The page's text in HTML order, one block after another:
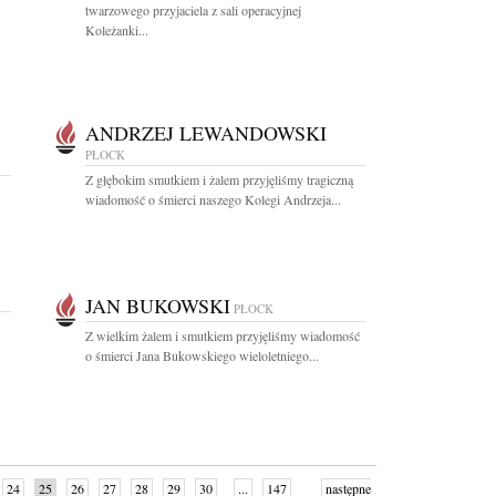
twarzowego przyjaciela z sali operacyjnej
Koleżanki...
ANDRZEJ LEWANDOWSKI
PŁOCK
Z głębokim smutkiem i żalem przyjęliśmy tragiczną
wiadomość o śmierci naszego Kolegi Andrzeja...
JAN BUKOWSKI PŁOCK
Z wielkim żalem i smutkiem przyjęliśmy wiadomość
o śmierci Jana Bukowskiego wieloletniego...
24 25 26 27 28 29 30 ... 147 następne